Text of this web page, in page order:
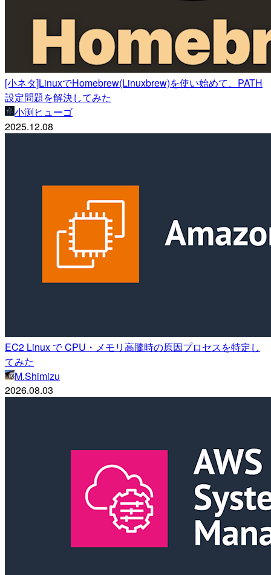
[小ネタ]LinuxでHomebrew(Linuxbrew)を使い始めて、PATH
設定問題を解決してみた
小渕ヒューゴ
2025.12.08
EC2 Linux で CPU・メモリ高騰時の原因プロセスを特定し
てみた
M.Shimizu
2026.08.03